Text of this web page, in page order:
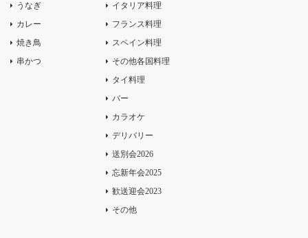
うなぎ
カレー
焼き鳥
串かつ
イタリア料理
フランス料理
スペイン料理
その他各国料理
タイ料理
バー
カラオケ
デリバリー
送別会2026
忘新年会2025
歓送迎会2023
その他